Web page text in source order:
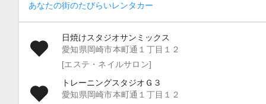
あなたの街のたびらいレンタカー
日焼けスタジオサンミックス
愛知県岡崎市本町通１丁目１２
[エステ・ネイルサロン]
トレーニングスタジオＧ３
愛知県岡崎市本町通１丁目１２